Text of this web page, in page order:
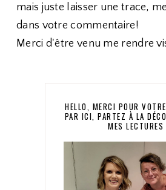
mais juste laisser une trace,
dans votre commentaire!
Merci d'être venu me rendre
HELLO, MERCI POUR
PAR ICI, PARTEZ À LA
MES LECTURES